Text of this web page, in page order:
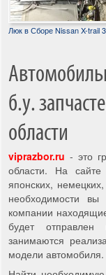
Люк в Сборе Nissan X-trail
б.у.
области
viprazbor.ru - это
области. На сайте
японских,
необходимости
компании
будет
занимаются
модели автомобиля.